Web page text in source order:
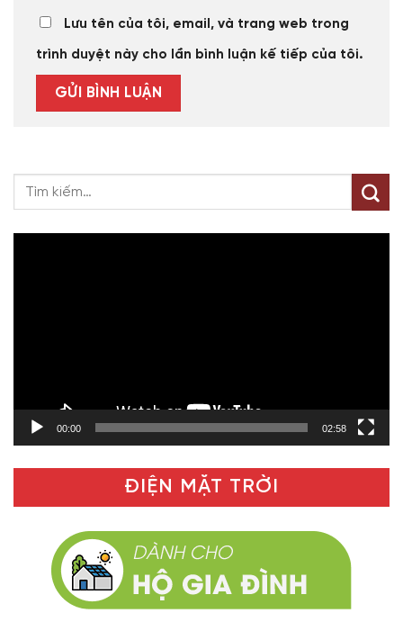
Lưu tên của tôi, email, và trang web trong
trình duyệt này cho lần bình luận kế tiếp của tôi.
00:00 02:58
ĐIỆN MẶT TRỜI